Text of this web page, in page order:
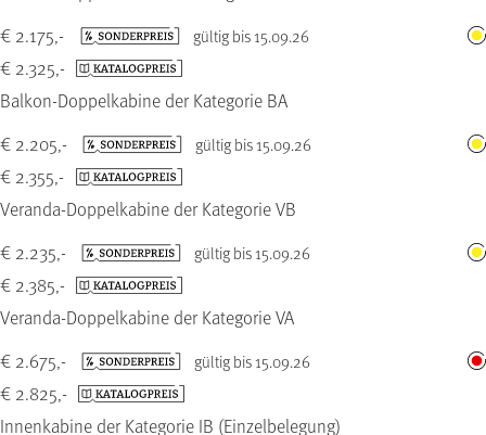
Balkon-Doppelkabine der Kategorie BA
€ 2.175,- gültig bis 15.09.26
€ 2.325,-
Veranda-Doppelkabine der Kategorie VB
€ 2.205,- gültig bis 15.09.26
€ 2.355,-
Veranda-Doppelkabine der Kategorie VA
€ 2.235,- gültig bis 15.09.26
€ 2.385,-
Innenkabine der Kategorie IB (Einzelbelegung)
€ 2.675,- gültig bis 15.09.26
€ 2.825,-